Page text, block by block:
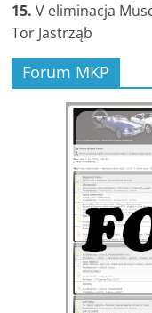
15. V eliminacja
Tor Jastrząb
Forum MKP